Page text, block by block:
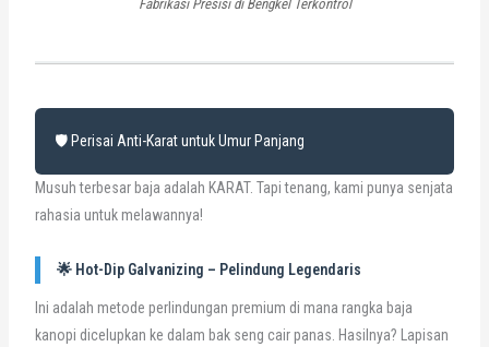
Fabrikasi Presisi di Bengkel Terkontrol
🛡️ Perisai Anti-Karat untuk Umur Panjang
Musuh terbesar baja adalah KARAT. Tapi tenang, kami punya senjata
rahasia untuk melawannya!
🌟 Hot-Dip Galvanizing – Pelindung Legendaris
Ini adalah metode perlindungan premium di mana rangka baja
kanopi dicelupkan ke dalam bak seng cair panas. Hasilnya? Lapisan